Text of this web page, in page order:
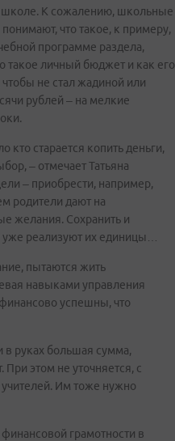
школе. К сожалению, школьные
что такое, к примеру,
программе раздела,
такое личный бюджет и как его
не стал жадиной или
рублей – на мелкие
старается копить деньги,
– отмечает Татьяна
– приобрести, например,
родители дают на
желания. Сохранить и
реализуют их единицы…
пытаются жить
навыками управления
успешны, что
в руках большая сумма,
этом не уточняется, с
Им тоже нужно
грамотности в